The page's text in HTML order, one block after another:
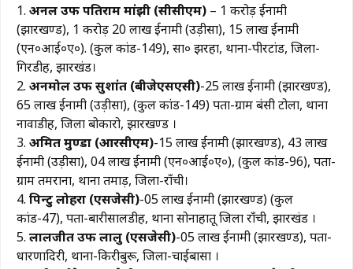
1. अनल उर्फ पतिराम मांझी (सीसीएम) – 1 करोड़ ईनामी
(झारखण्ड), 1 करोड़ 20 लाख ईनामी (उड़ीसा), 15 लाख ईनामी
(एन०आई०ए०). (कुल कांड-149), सा० झरहा, थाना-पीरटांड, जिला-
गिरडीह, झारखंड।
2. अनमोल उर्फ सुशांत (बीजेएसएसी)-25 लाख ईनामी (झारखण्ड),
65 लाख ईनामी (उड़ीसा), (कुल कांड-149) पता-ग्राम बंसी टोला, थाना
नावाडीह, जिला बोकारो, झारखण्ड ।
3. अमित मुण्डा (आरसीएम)-15 लाख ईनामी (झारखण्ड), 43 लाख
ईनामी (उड़ीसा), 04 लाख ईनामी (एन०आई०ए०), (कुल कांड-96), पता-
ग्राम तमराना, थाना तमाड़, जिला-राँची।
4. पिन्टु लोहरा (एसजेसी)-05 लाख ईनामी (झारखण्ड) (कुल
कांड-47), पता-बारीसालडीह, थाना सोनाहातू जिला राँची, झारखंड ।
5. लालजीत उर्फ लालु (एसजेसी)-05 लाख ईनामी (झारखण्ड), पता-
धारणादिरी, थाना-किरीबुरू, जिला-चाईबासा ।